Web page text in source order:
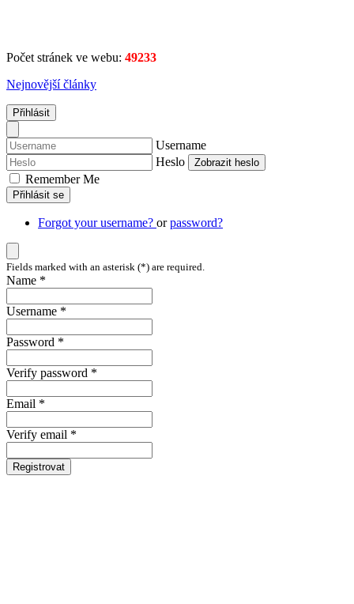
Počet stránek ve webu: 49233
Nejnovější články
Přihlásit
Username
Heslo
Zobrazit heslo
Remember Me
Přihlásit se
Forgot your username? orpassword?
Fields marked with an asterisk (*) are required.
Name *
Username *
Password *
Verify password *
Email *
Verify email *
Registrovat